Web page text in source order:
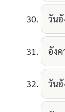
วันอั
อัง
วันอั